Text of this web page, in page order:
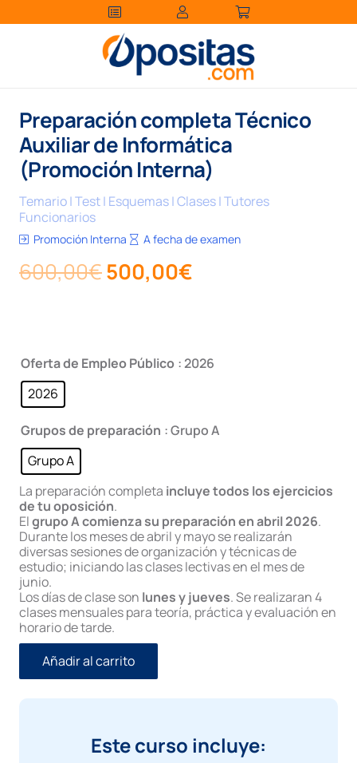
Preparación completa Técnico
Auxiliar de Informática
(Promoción Interna)
Temario | Test | Esquemas | Clases | Tutores
Funcionarios
Promoción Interna A fecha de examen
600,00€El
600,00€.
500,00€
500,00€.
Oferta de Empleo Público : 2026
2026
Grupos de preparación : Grupo A
Grupo A
La preparación completa incluye todos los ejercicios
de tu oposición.
Elgrupo A comienza su preparación en abril 2026.
Durante los meses de abril y mayo se realizarán
diversas sesiones de organización y técnicas de
estudio; iniciando las clases lectivas en el mes de
junio.
Los días de clase son lunes y jueves. Se realizaran 4
clases mensuales para teoría, práctica y evaluación en
horario de tarde.
Añadir al carrito
Este curso incluye: